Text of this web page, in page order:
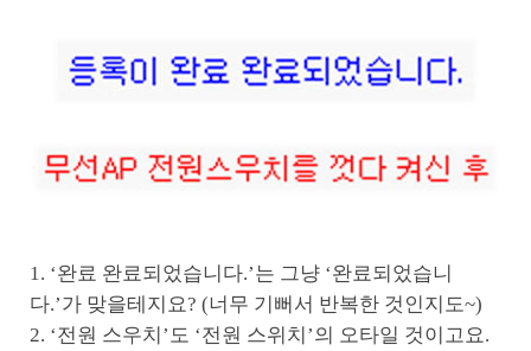
1. ‘완료 완료되었습니다.’는 그냥 ‘완료되었습니
다.’가 맞을테지요? (너무 기뻐서 반복한 것인지도~)
2. ‘전원 스우치’도 ‘전원 스위치’의 오타일 것이고요.